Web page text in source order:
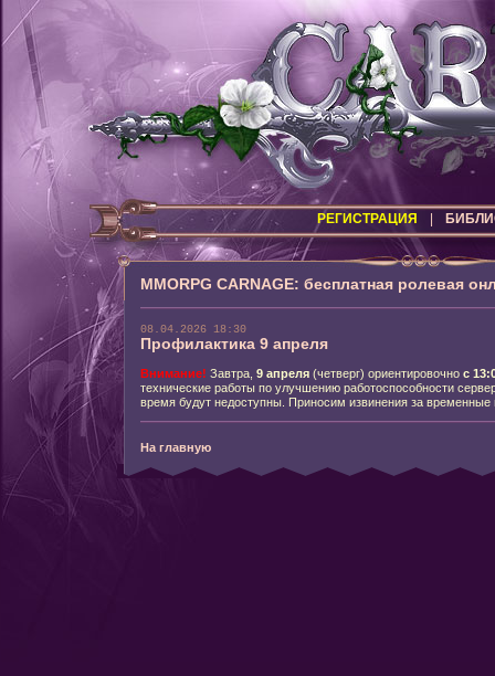
РЕГИСТРАЦИЯ
MMORPG CARNAGE: бесплатная ролевая
08.04.2026 18:30
Профилактика 9 апреля
Внимание! Завтра, 9апреля(четверг) ориентировочно с
технические работы по улучшению работоспособности
время будут недоступны. Приносим извинения за временные
На главную